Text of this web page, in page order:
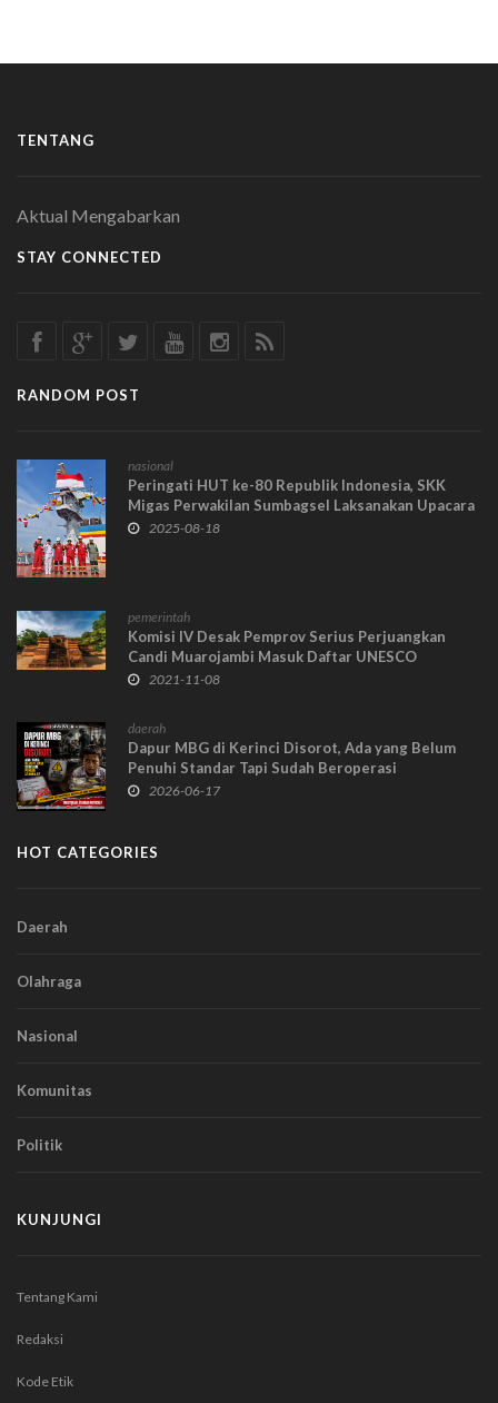
TENTANG
Aktual Mengabarkan
STAY CONNECTED
RANDOM POST
nasional
Peringati HUT ke-80 Republik Indonesia, SKK
Migas Perwakilan Sumbagsel Laksanakan Upacara
di 4 Lokasi
2025-08-18
pemerintah
Komisi IV Desak Pemprov Serius Perjuangkan
Candi Muarojambi Masuk Daftar UNESCO
2021-11-08
daerah
Dapur MBG di Kerinci Disorot, Ada yang Belum
Penuhi Standar Tapi Sudah Beroperasi
2026-06-17
HOT CATEGORIES
Daerah
Olahraga
Nasional
Komunitas
Politik
KUNJUNGI
Tentang Kami
Redaksi
Kode Etik